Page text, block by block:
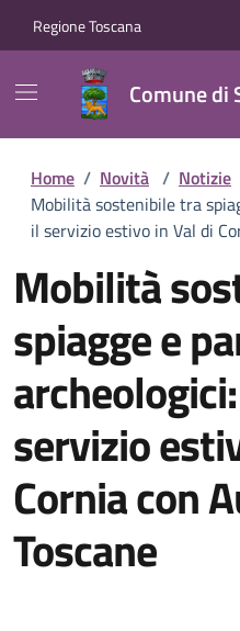
Regione Toscana
Comune di
Home / Novità / Notizie
Mobilità sostenibile tra
il servizio estivo in Val di
Mobilità
spiagge e
servizio
Cornia con
Toscane